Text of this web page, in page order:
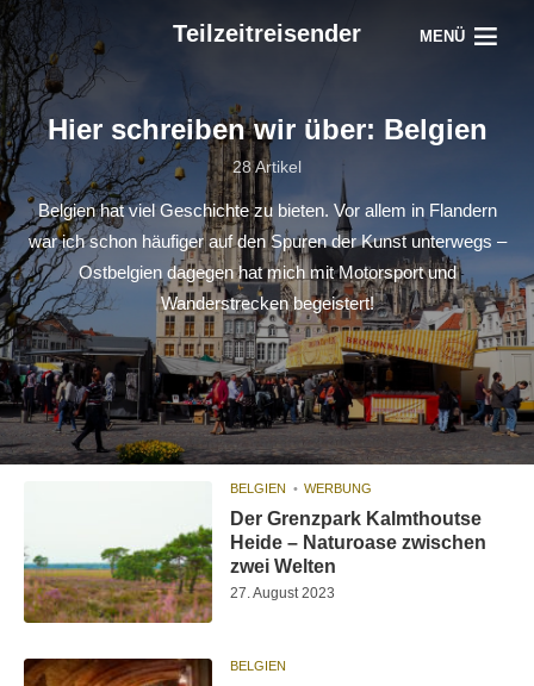
Teilzeitreisender MENÜ
Hier schreiben wir über: Belgien
28 Artikel
Belgien hat viel Geschichte zu bieten. Vor allem in Flandern
war ich schon häufiger auf den Spuren der Kunst unterwegs –
Ostbelgien dagegen hat mich mit Motorsport und
Wanderstrecken begeistert!
BELGIEN WERBUNG
Der Grenzpark Kalmthoutse
Heide – Naturoase zwischen
zwei Welten
27. August 2023
BELGIEN